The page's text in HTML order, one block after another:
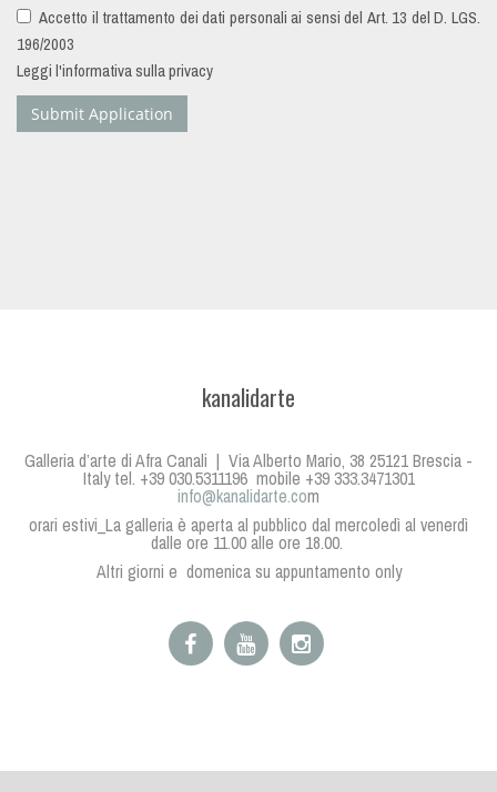
Accetto il trattamento dei dati personali ai sensi del Art. 13 del D. LGS.
196/2003
Leggi l'informativa sulla privacy
Submit Application
kanalidarte
Galleria d’arte di Afra Canali | Via Alberto Mario, 38 25121 Brescia -
Italy tel. +39 030.5311196 mobile +39 333.3471301
info@kanalidarte.com
orari estivi_La galleria è aperta al pubblico dal mercoledì al venerdì
dalle ore 11.00 alle ore 18.00.
Altri giorni e domenica su appuntamento only